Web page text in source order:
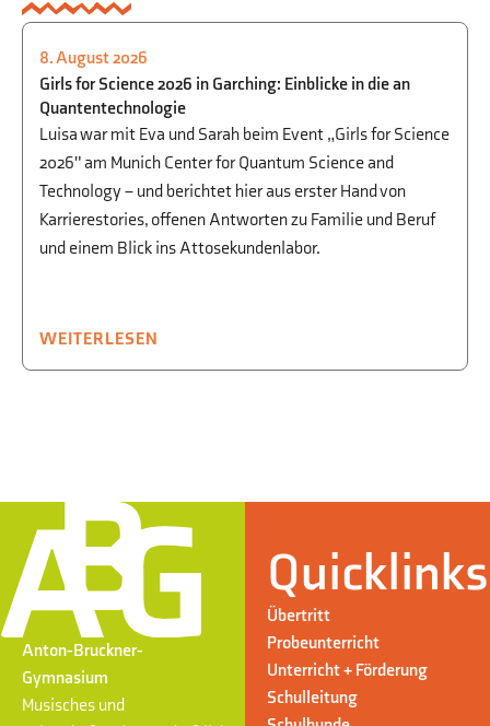
PHYSIK,BEGABTENFÖRDERUNG
UND BERUFSORIENTIERUNG
8. August 2026
Girls for Science 2026 in Garching: Einblicke in die an
Quantentechnologie
Luisa war mit Eva und Sarah beim Event „Girls for Science
2026" am Munich Center for Quantum Science and
Technology – und berichtet hier aus erster Hand von
Karrierestories, offenen Antworten zu Familie und Beruf
und einem Blick ins Attosekundenlabor.
WEITERLESEN
Anton-Bruckner-
Gymnasium
Musisches und
Quicklinks
Übertritt
Probeunterricht
Unterricht + Förderung
Schulleitung